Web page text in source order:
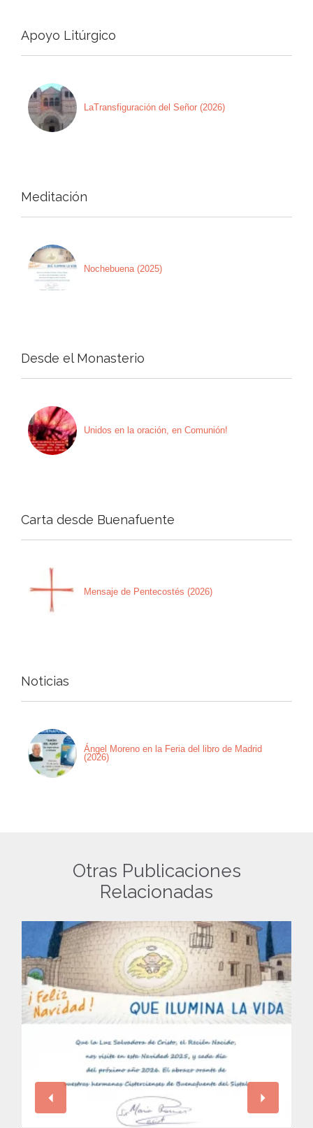
Apoyo Litúrgico
LaTransfiguración del Señor (2026)
Meditación
Nochebuena (2025)
Desde el Monasterio
Unidos en la oración, en Comunión!
Carta desde Buenafuente
Mensaje de Pentecostés (2026)
Noticias
Ángel Moreno en la Feria del libro de Madrid
(2026)
Otras Publicaciones
Relacionadas